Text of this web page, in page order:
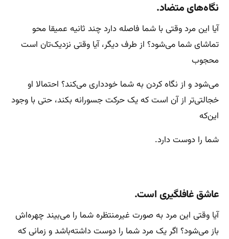
نگاه‌های متضاد.
آیا این مرد وقتی با شما فاصله دارد چند ثانیه عمیقا محو
تماشای شما می‌شود؟ از طرف دیگر، آیا وقتی نزدیک‌تان است
محجوب
می‌شود و از نگاه کردن به شما خودداری می‌کند؟ احتمالا او
خجالتی‌تر از آن است که یک حرکت جسورانه بکند، حتی با وجود
این‌که
شما را دوست دارد.
عاشق غافلگیری است.
آیا وقتی این مرد به صورت غیرمنتظره شما را می‌بیند چهره‌اش
باز می‌شود؟ اگر یک مرد شما را دوست داشته‌باشد و زمانی که